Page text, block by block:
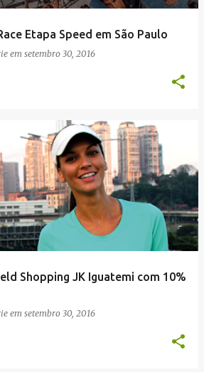
Etapa Speed em São Paulo
em setembro 30, 2016
Shopping JK Iguatemi com 10%
em setembro 30, 2016